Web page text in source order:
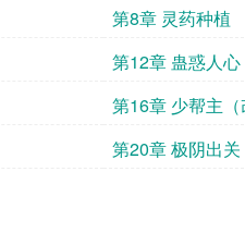
第8章 灵药种植
第12章 蛊惑人心
第16章 少帮主（
第20章 极阴出关